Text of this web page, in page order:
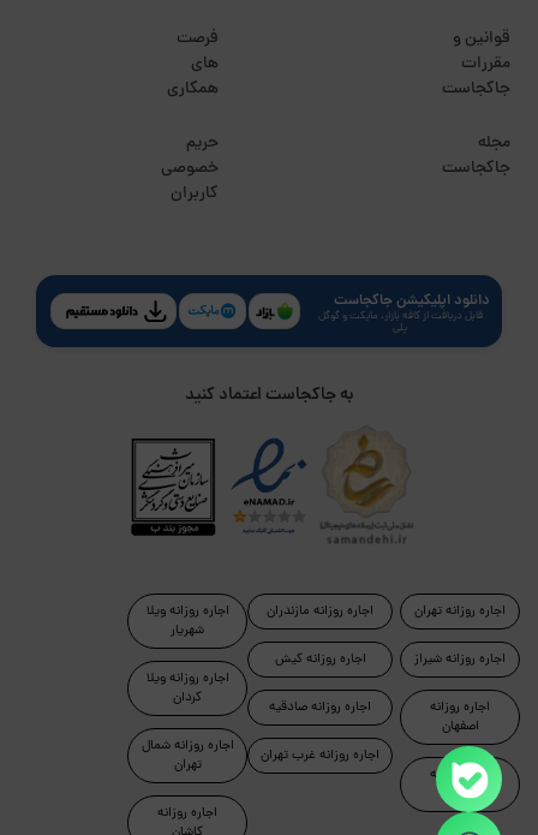
قوانین و
مقررات
جاکجاست
مجله
جاکجاست
فرصت
های
همکاری
حریم
خصوصی
کاربران
دانلود اپلیکیشن جاکجاست
قابل دریافت از کافه بازار، مایکت و گوگل
پلی
به جاکجاست اعتماد کنید
اجاره روزانه تهران
اجاره روزانه شیراز
اجاره روزانه
اصفهان
اجاره روزانه
رامسر
اجاره روزانه مازندران
اجاره روزانه کیش
اجاره روزانه صادقیه
اجاره روزانه غرب تهران
اجاره روزانه ویلا
شهریار
اجاره روزانه ویلا
کردان
اجاره روزانه شمال
تهران
اجاره روزانه